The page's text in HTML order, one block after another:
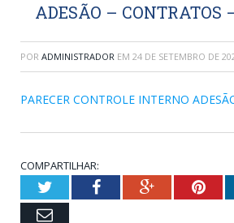
ADESÃO – CONTRATOS
POR ADMINISTRADOR EM 24 DE SETEMBRO DE
PARECER CONTROLE INTERNO
COMPARTILHAR:
TwitterFacebookGoogle+
Email